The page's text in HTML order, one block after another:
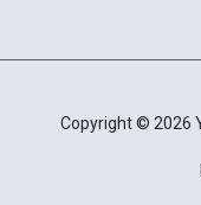
Copyright © 2026